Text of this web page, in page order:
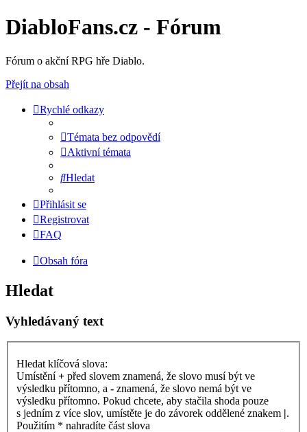
DiabloFans.cz - Fórum
Fórum o akční RPG hře Diablo.
Přejít na obsah
Rychlé odkazy
Témata bez odpovědí
Aktivní témata
Hledat
Přihlásit se
Registrovat
FAQ
Obsah fóra
Hledat
Vyhledávaný text
Hledat klíčová slova:
Umístění+ před slovem znamená, že slovo musí být ve
výsledku přítomno, a - znamená, že slovo nemá být ve
výsledku přítomno. Pokud chcete, aby stačila shoda pouze
s jedním z více slov, umístěte je do závorek oddělené znakem |.
Použitím * nahradíte část slova